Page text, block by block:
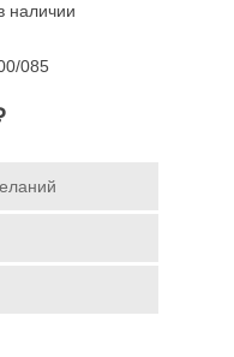
наличии
085